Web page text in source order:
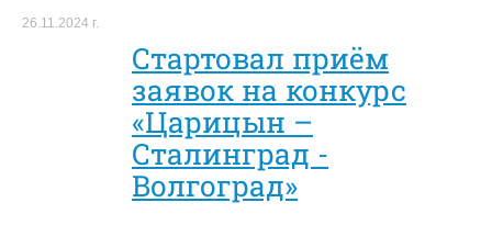
26.11.2024 г.
Стартовал приём
заявок на конкурс
«Царицын –
Сталинград -
Волгоград»